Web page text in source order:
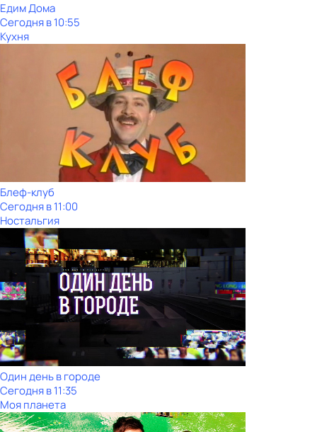
Едим Дома
Сегодня в 10:55
Кухня
Блеф-клуб
Сегодня в 11:00
Ностальгия
Один день в городе
Сегодня в 11:35
Моя планета